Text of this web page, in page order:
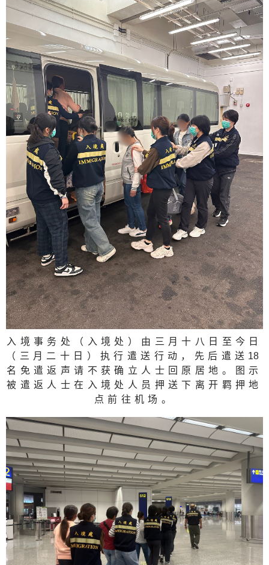
入境事务处（入境处）由三月十八日至今日
（三月二十日）执行遣送行动，先后遣送 18
名免遣返声请不获确立人士回原居地。图示
被遣返人士在入境处人员押送下离开羁押地
点前往机场。